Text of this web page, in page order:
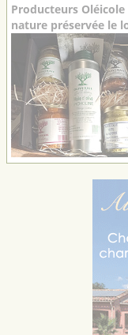
Producteurs
nature préservée le